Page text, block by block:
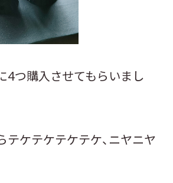
4つ購入させてもらいまし
ケテケテケテケ、ニヤニヤ